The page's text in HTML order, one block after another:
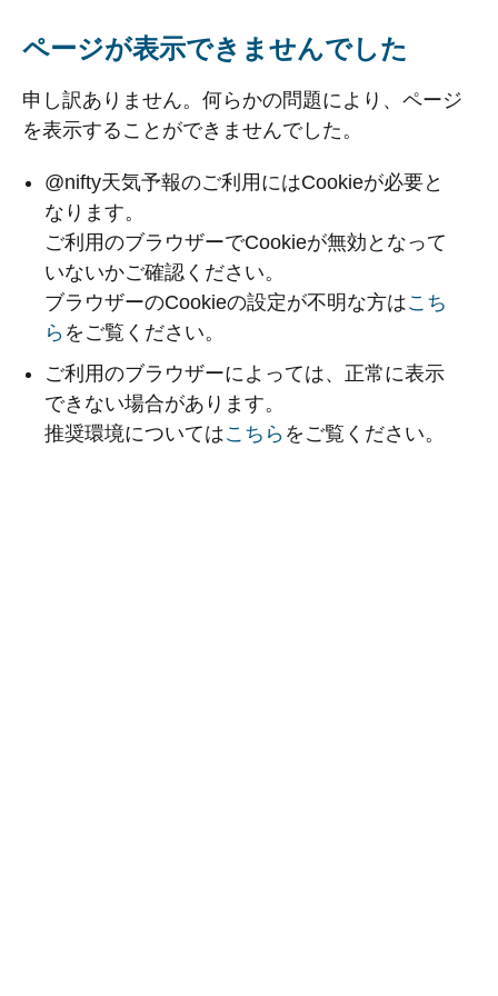
ページが表示できませんでした
申し訳ありません。何らかの問題により、ページ
を表示することができませんでした。
@nifty天気予報のご利用にはCookieが必要と
なります。
ご利用のブラウザーでCookieが無効となって
いないかご確認ください。
ブラウザーのCookieの設定が不明な方はこち
ら をご覧ください。
ご利用のブラウザーによっては、正常に表示
できない場合があります。
推奨環境についてはこちら をご覧ください。